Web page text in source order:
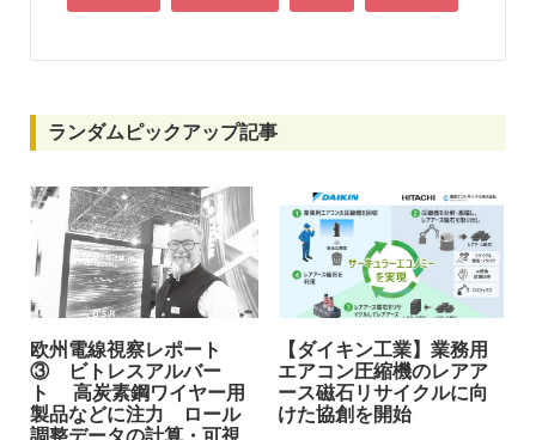
ランダムピックアップ記事
欧州電線視察レポート
③ ビトレスアルバー
ト 高炭素鋼ワイヤー用
製品などに注力 ロール
調整データの計算・可視
【ダイキン工業】業務用
エアコン圧縮機のレアア
ース磁石リサイクルに向
けた協創を開始